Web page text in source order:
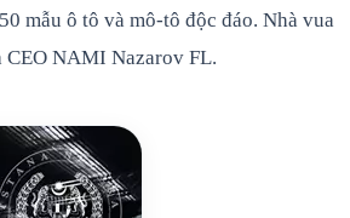
mẫu ô tô và mô-tô độc đáo. Nhà vua
NAMI Nazarov FL.